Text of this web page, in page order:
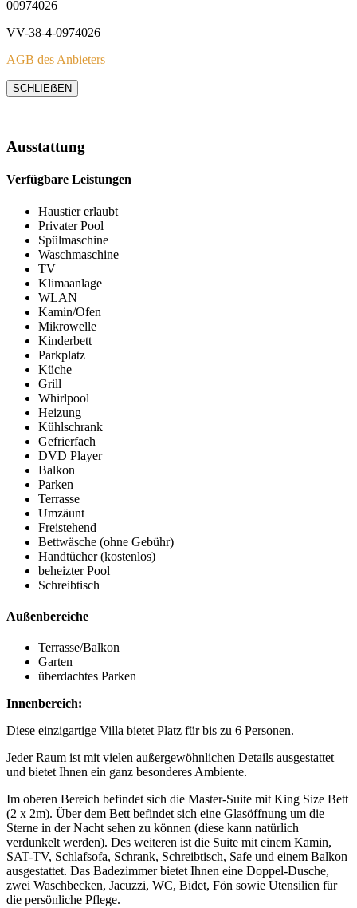
00974026
VV-38-4-0974026
AGB des Anbieters
SCHLIEẞEN
Ausstattung
Verfügbare Leistungen
Haustier erlaubt
Privater Pool
Spülmaschine
Waschmaschine
TV
Klimaanlage
WLAN
Kamin/Ofen
Mikrowelle
Kinderbett
Parkplatz
Küche
Grill
Whirlpool
Heizung
Kühlschrank
Gefrierfach
DVD Player
Balkon
Parken
Terrasse
Umzäunt
Freistehend
Bettwäsche (ohne Gebühr)
Handtücher (kostenlos)
beheizter Pool
Schreibtisch
Außenbereiche
Terrasse/Balkon
Garten
überdachtes Parken
Innenbereich:
Diese einzigartige Villa bietet Platz für bis zu 6 Personen.
Jeder Raum ist mit vielen außergewöhnlichen Details ausgestattet
und bietet Ihnen ein ganz besonderes Ambiente.
Im oberen Bereich befindet sich die Master-Suite mit King Size Bett
(2 x 2m). Über dem Bett befindet sich eine Glasöffnung um die
Sterne in der Nacht sehen zu können (diese kann natürlich
verdunkelt werden). Des weiteren ist die Suite mit einem Kamin,
SAT-TV, Schlafsofa, Schrank, Schreibtisch, Safe und einem Balkon
ausgestattet. Das Badezimmer bietet Ihnen eine Doppel-Dusche,
zwei Waschbecken, Jacuzzi, WC, Bidet, Fön sowie Utensilien für
die persönliche Pflege.